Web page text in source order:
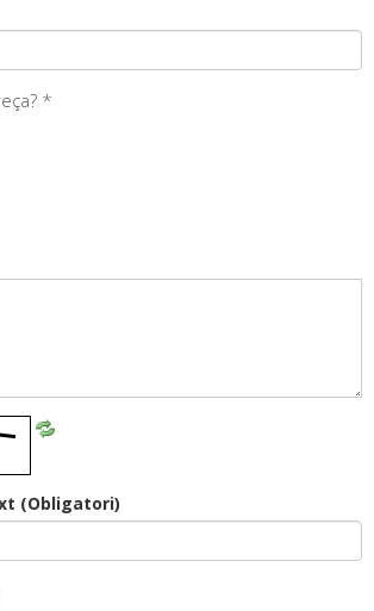
*
(Obligatori)